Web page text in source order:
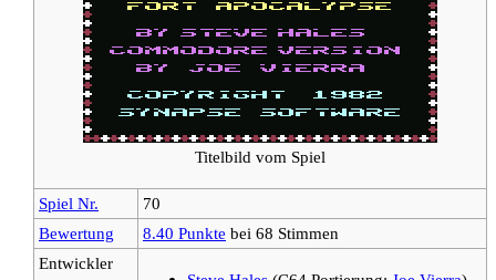
Titelbild vom Spiel
Spiel Nr.
70
Bewertung
8.40 Punkte bei 68 Stimmen
Entwickler